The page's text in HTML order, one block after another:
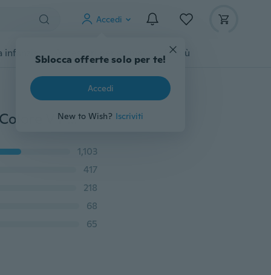
Accedi
Sblocca offerte solo per te!
Accedi
New to Wish? Iscriviti
infanzia Accessori per animali Di più
Nuovo design per donna Donna Idratante Gradiente Colore V Forma Taglio bicolore Tinta Trucco setoso Doppi colori Rossetto Balsamo Labbro Cosmetico
1,103
417
218
68
65